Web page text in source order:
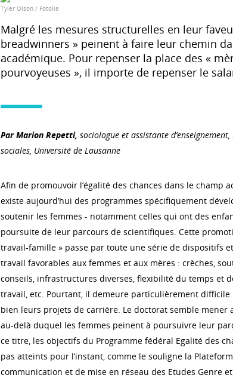
Tyler Olson / Fotolia
Malgré les mesures structurelles en leur
breadwinners » peinent à faire leur chemin
académique. Pour repenser la place des «
pourvoyeuses », il importe de repenser le
Par Marion Repetti, sociologue et assistante
sociales, Université de Lausanne
Afin de promouvoir l’égalité des chances dans le champ
existe aujourd’hui des programmes spécifiquement
soutenir les femmes - notamment celles qui ont des
poursuite de leur parcours de scientifiques. Cette
travail-famille » passe par toute une série de dispositifs
travail favorables aux femmes et aux mères : crèches,
conseils, infrastructures diverses, flexibilité du temps et
travail, etc. Pourtant, il demeure particulièrement difficile
bien leurs projets de carrière. Le doctorat semble mener
au-delà duquel les femmes peinent à poursuivre leur
ce titre, les objectifs du Programme fédéral Egalité des
pas atteints pour l’instant, comme le souligne la
communication et de mise en réseau des Etudes Genre et